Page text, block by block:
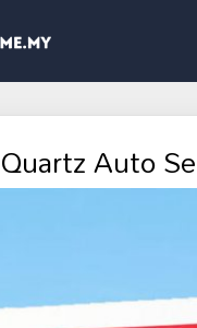
Auto